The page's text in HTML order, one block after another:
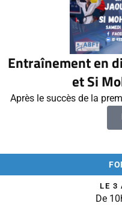
Entraînement en
et Si
Après le succès de la
LE 3
De